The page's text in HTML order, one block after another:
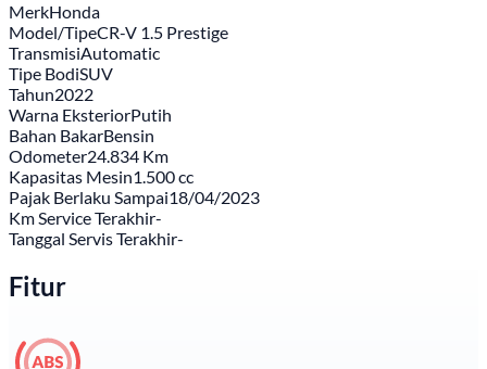
MerkHonda
Model/TipeCR-V 1.5 Prestige
TransmisiAutomatic
Tipe BodiSUV
Tahun2022
Warna EksteriorPutih
Bahan BakarBensin
Odometer24.834 Km
Kapasitas Mesin1.500 cc
Pajak Berlaku Sampai18/04/2023
Km Service Terakhir-
Tanggal Servis Terakhir-
Fitur